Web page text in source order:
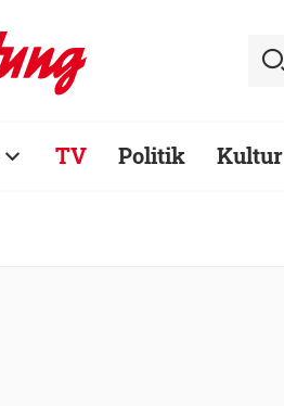
TV Politik Kultur